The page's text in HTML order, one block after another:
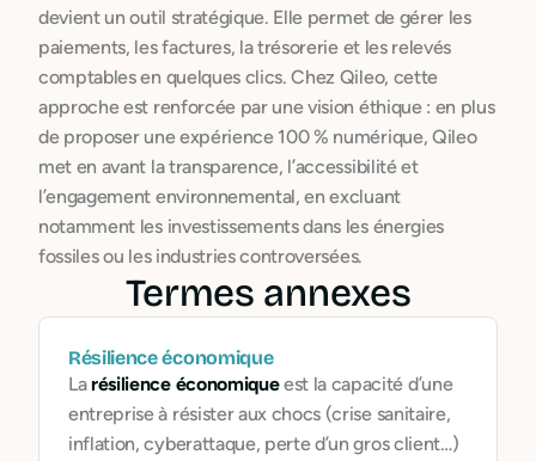
devient un outil stratégique. Elle permet de gérer les
paiements, les factures, la trésorerie et les relevés
comptables en quelques clics. Chez Qileo, cette
approche est renforcée par une vision éthique : en plus
de proposer une expérience 100 % numérique, Qileo
met en avant la transparence, l’accessibilité et
l’engagement environnemental, en excluant
notamment les investissements dans les énergies
fossiles ou les industries controversées.
Termes annexes
Résilience économique
Larésilience économiqueest la capacité d’une
entreprise à résister aux chocs (crise sanitaire,
inflation, cyberattaque, perte d’un gros client…)